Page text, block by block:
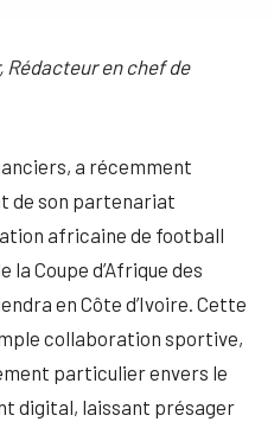
en chef de
a récemment
de son partenariat
africaine de football
la Coupe d’Afrique des
en Côte d’Ivoire. Cette
collaboration sportive,
particulier envers le
digital, laissant présager